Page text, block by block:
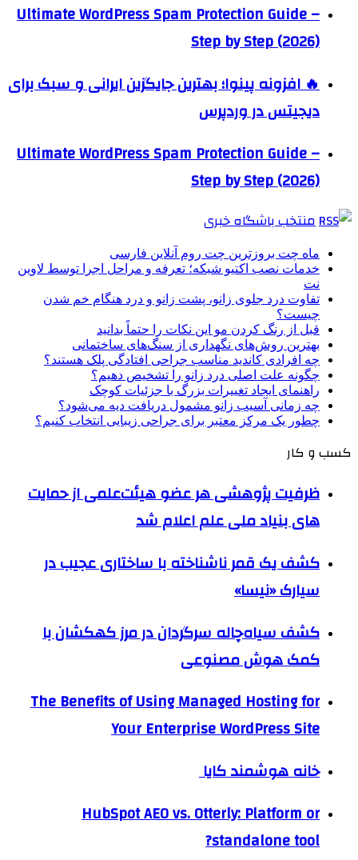
Ultimate WordPress Spam Protection Guide –
Step by Step (2026)
🔥 افزونه پینوا؛ بهترین جایگزین ایرانی و سبک برای
دیجیتس در وردپرس
Ultimate WordPress Spam Protection Guide –
Step by Step (2026)
منتخب باشگاه خبری
ماه چت بروزترین چت روم آنلاین فارسی
خدمات نصب اکتیو شبکه؛ تعرفه و مراحل اجرا توسط لاوین
نت
تفاوت درد جلوی زانو، پشت زانو و درد هنگام خم شدن
چیست؟
قبل از رنگ کردن مو این نکات را حتماً بدانید
بهترین روش‌های نگهداری از سنگ‌های ساختمانی
چه افرادی کاندید مناسب جراحی افتادگی پلک هستند؟
چگونه علت اصلی درد زانو را تشخیص دهیم؟
راهنمای ایجاد تغییرات بزرگ با جزئیات کوچک
چه زمانی آسیب زانو مشمول دریافت دیه می‌شود؟
چطور یک مرکز معتبر برای جراحی زیبایی انتخاب کنیم؟
کسب و کار
ظرفیت پژوهشی هر عضو هیئت‌علمی از حمایت
های بنیاد ملی علم اعلام شد
کشف یک قمر ناشناخته با ساختاری عجیب در
سیارک «نیسا»
کشف سیاه‌چاله سرگردان در مرز کهکشان با
کمک هوش مصنوعی
The Benefits of Using Managed Hosting for
Your Enterprise WordPress Site
خانه هوشمند کایا
HubSpot AEO vs. Otterly: Platform or
standalone tool?